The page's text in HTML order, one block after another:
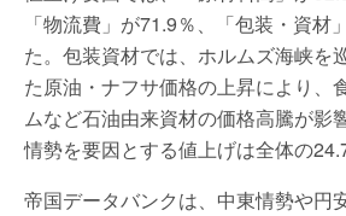
「物流費」が71.9％、「包装・資材
た。包装資材では、ホルムズ海峡を
た原油・ナフサ価格の上昇により、
ムなど石油由来資材の価格高騰が影
情勢を要因とする値上げは全体の
帝国データバンクは、中東情勢や円